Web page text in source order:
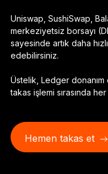
Tüm ürünlere
Paketler
Kurtarma
Sınırlı sayıda
Uniswap, SushiSwap,
merkeziyetsiz borsayı
sayesinde artık daha
edebilirsiniz.
Üstelik, Ledger donanım
takas işlemi sırasında
Hemen takas et